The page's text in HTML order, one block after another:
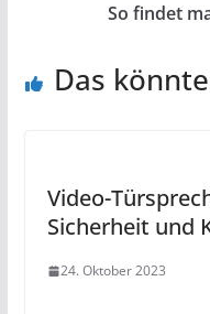
So findet
Das
Video-
Sicherheit und
24. Oktober 2023